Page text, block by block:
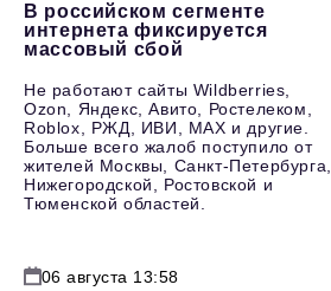
В российском сегменте
интернета фиксируется
массовый сбой
Не работают сайты Wildberries,
Ozon, Яндекс, Авито, Ростелеком,
Roblox, РЖД, ИВИ, MAX и другие.
Больше всего жалоб поступило от
жителей Москвы, Санкт-Петербурга,
Нижегородской, Ростовской и
Тюменской областей.
06 августа 13:58